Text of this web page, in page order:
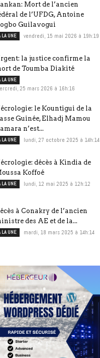
Mort de l’ancien
de l’UFDG, Antoine
Guilavogui
LA UNE vendredi, 15 mai 2026 à 19h:19
la justice confirme la
de Toumba Diakité
LA UNE
25 mars 2026 à 16h:16
le Kountigui de la
Guinée, Elhadj Mamou
n’est...
LA UNE lundi, 27 octobre 2025 à 14h:14
décès à Kindia de
Koffoé
LA UNE lundi, 12 mai 2025 à 12h:12
à Conakry de l’ancien
des AE et de la...
LA UNE mardi, 18 mars 2025 à 14h:14